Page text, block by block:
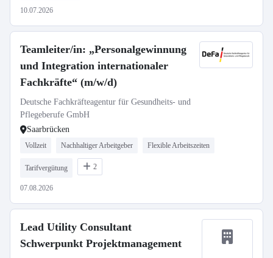
10.07.2026
Teamleiter/in: „Personalgewinnung
und Integration internationaler
Fachkräfte“ (m/w/d)
Deutsche Fachkräfteagentur für Gesundheits- und
Pflegeberufe GmbH
Saarbrücken
Vollzeit Nachhaltiger Arbeitgeber Flexible Arbeitszeiten
Tarifvergütung 2
07.08.2026
Lead Utility Consultant
Schwerpunkt Projektmanagement